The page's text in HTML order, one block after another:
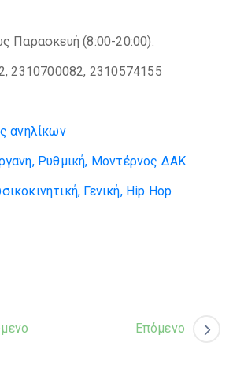
Παρασκευή (8:00-20:00).
2310700082, 2310574155
ανηλίκων
Ρυθμική, Μοντέρνος ΔΑΚ
Γενική, Hip Hop
Επόμενο